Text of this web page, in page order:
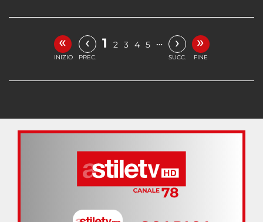
«
INIZIO
‹
PREC.
1 2 3 4 5 … ›
SUCC.
»
FINE